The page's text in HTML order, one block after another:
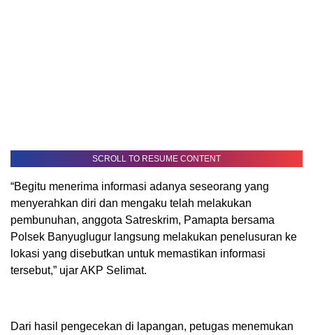
SCROLL TO RESUME CONTENT
“Begitu menerima informasi adanya seseorang yang
menyerahkan diri dan mengaku telah melakukan
pembunuhan, anggota Satreskrim, Pamapta bersama
Polsek Banyuglugur langsung melakukan penelusuran ke
lokasi yang disebutkan untuk memastikan informasi
tersebut,” ujar AKP Selimat.
Dari hasil pengecekan di lapangan, petugas menemukan